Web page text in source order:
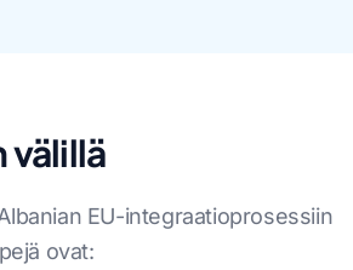
välillä
EU-integraatioprosessiin
ovat: